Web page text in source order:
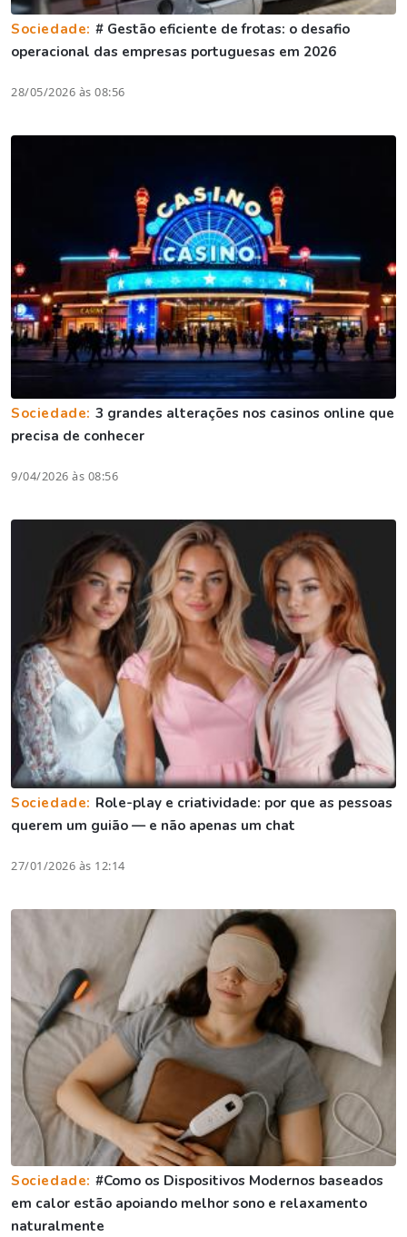
Sociedade: # Gestão eficiente de frotas: o desafio
operacional das empresas portuguesas em 2026
28/05/2026 às 08:56
Sociedade: 3 grandes alterações nos casinos online que
precisa de conhecer
9/04/2026 às 08:56
Sociedade: Role-play e criatividade: por que as pessoas
querem um guião — e não apenas um chat
27/01/2026 às 12:14
Sociedade: #Como os Dispositivos Modernos baseados
em calor estão apoiando melhor sono e relaxamento
naturalmente